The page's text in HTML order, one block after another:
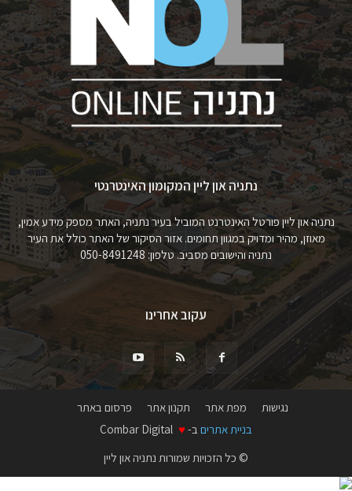
נתניה און ליין המקומון האינטרנטי
נתניה און ליין פורטל האינטרנט המוביל בעיר נתניה, האתר מספק מידע אמין,
מאוזן, מהיר ומדויק במגוון תחומים. אזור הסיקור של האתר כולל את העיר
נתניה והישובים מסביב. טלפון: 050-8491248
עקוב אחרינו
נגישות מפת אתר תקנון אתר
פרסום באתר
בניית אתרים ב- ♥
© כל הזכויות שמורות נתניה און ליין